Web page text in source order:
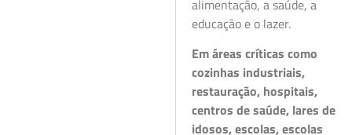
alimentação, a saúde, a
educação e o lazer.
Em áreas críticas como
cozinhas industriais,
restauração, hospitais,
centros de saúde, lares de
idosos, escolas, escolas